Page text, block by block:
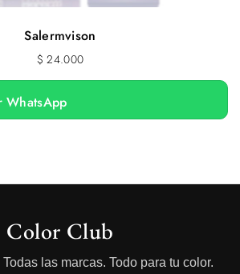
Salermvison
$ 24.000
WhatsApp
Color Club
las marcas. Todo para tu color.